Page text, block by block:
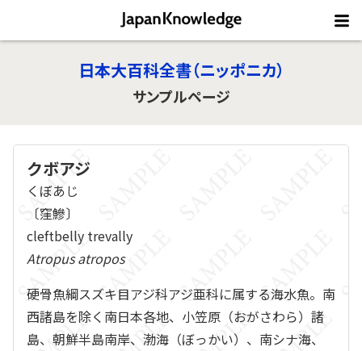
日本大百科全書（ニッポニカ）
サンプルページ
クボアジ
くぼあじ
〔窪鰺〕
cleftbelly trevally
Atropus atropos
硬骨魚綱スズキ目アジ科アジ亜科に属する海水魚。南
西諸島を除く南日本各地、小笠原（おがさわら）諸
島、朝鮮半島南岸、渤海（ぼっかい）、南シナ海、